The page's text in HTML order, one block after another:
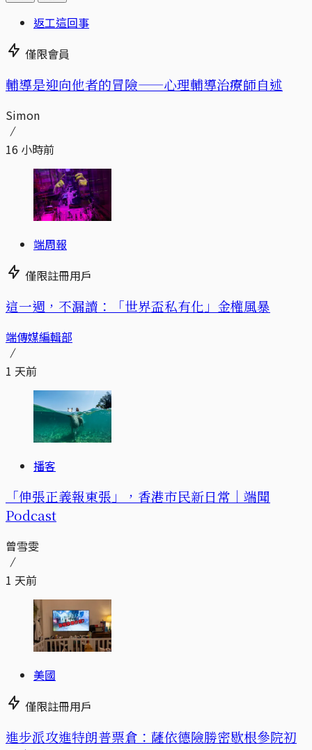
返工這回事
僅限會員
輔導是迎向他者的冒險——心理輔導治療師自述
Simon
16 小時前
端周報
僅限註冊用戶
這一週，不漏讀：「世界盃私有化」金權風暴
端傳媒編輯部
1 天前
播客
「伸張正義報東張」，香港市民新日常｜端聞
Podcast
曾雪雯
1 天前
美國
僅限註冊用戶
進步派攻進特朗普票倉：薩依德險勝密歇根參院初